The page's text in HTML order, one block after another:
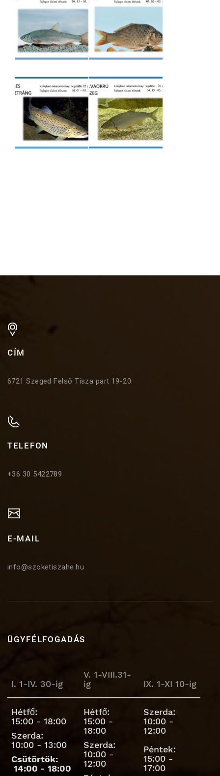
CÍM
6721 Szeged Felső Tisza part 19-20.
TELEFON
+36 30 5422789
E-MAIL
info@szoketiszahe.hu
ÜGYFÉLFOGADÁS
I. 1-IV. 30-ig
V. 1-VIII.31-
ig
IX. 1-XI 10-ig
Hétfő:
15:00 - 18:00
Szerda:
10:00 - 13:00
Csütörtök:
14:00 - 18:00
Hétfő:
15:00 -
18:00
Szerda:
10:00 -
12:00
Szerda:
10:00 -
12:00
Péntek:
15:00 -
17:00